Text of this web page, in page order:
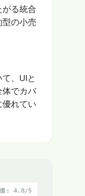
る統合
の小売
、UIと
体でカバ
れてい
価: 4.8/5